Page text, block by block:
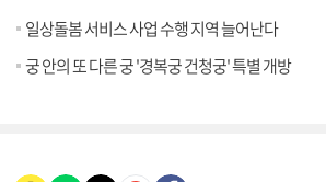
일상돌봄 서비스 사업 수행 지역 늘어난다
궁 안의 또 다른 궁 '경복궁 건청궁' 특별 개방